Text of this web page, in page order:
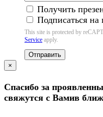
Получить
Подписаться на
This site is protected by
Service apply.
Отправить
×
Спасибо за
свяжутся с Вамив